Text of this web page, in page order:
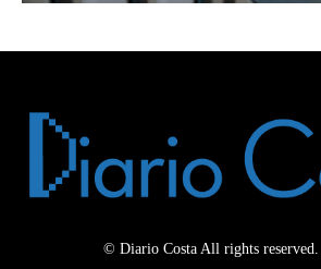
© Diario Costa All rights reserved.